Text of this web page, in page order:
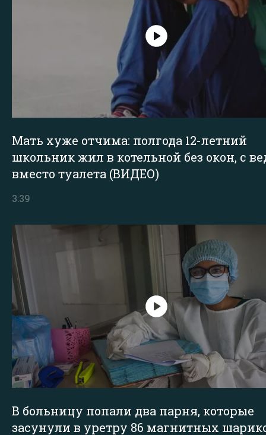
Мать хуже отчима: полгода 12-летний
школьник жил в котельной без окон, с
вместо туалета (ВИДЕО)
3:39
В больницу попали два парня, которые
засунули в уретру 86 магнитных